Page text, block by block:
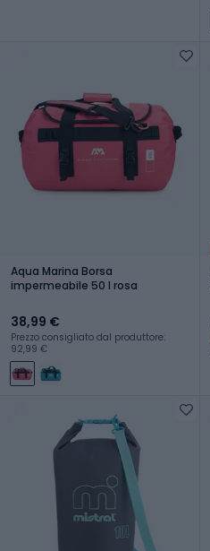
Aqua Marina Borsa
impermeabile 50 l rosa
38,99 €
Prezzo consigliato dal produttore:
92,99 €